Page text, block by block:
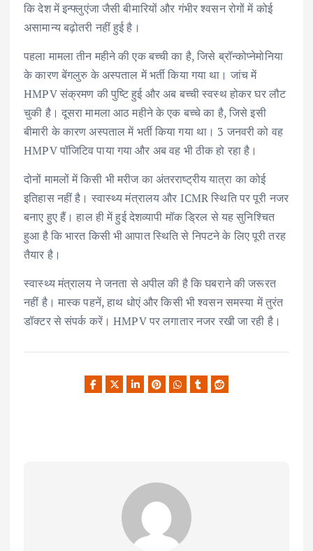
कि देश में इन्फ्लुएंजा जैसी बीमारियों और गंभीर श्वसन रोगों में कोई
असामान्य बढ़ोतरी नहीं हुई है।
पहला मामला तीन महीने की एक बच्ची का है, जिसे ब्रॉन्कोप्नेमोनिया
के कारण बेंगलुरु के अस्पताल में भर्ती किया गया था। जांच में
HMPV संक्रमण की पुष्टि हुई और अब बच्ची स्वस्थ होकर घर लौट
चुकी है। दूसरा मामला आठ महीने के एक बच्चे का है, जिसे इसी
बीमारी के कारण अस्पताल में भर्ती किया गया था। 3 जनवरी को वह
HMPV पॉजिटिव पाया गया और अब वह भी ठीक हो रहा है।
दोनों मामलों में किसी भी मरीज का अंतरराष्ट्रीय यात्रा का कोई
इतिहास नहीं है। स्वास्थ्य मंत्रालय और ICMR स्थिति पर पूरी नजर
बनाए हुए हैं। हाल ही में हुई देशव्यापी मॉक ड्रिल से यह सुनिश्चित
हुआ है कि भारत किसी भी आपात स्थिति से निपटने के लिए पूरी तरह
तैयार है।
स्वास्थ्य मंत्रालय ने जनता से अपील की है कि घबराने की जरूरत
नहीं है। मास्क पहनें, हाथ धोएं और किसी भी श्वसन समस्या में तुरंत
डॉक्टर से संपर्क करें। HMPV पर लगातार नजर रखी जा रही है।